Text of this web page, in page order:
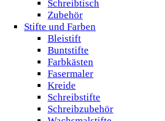
Schreibtisch
Zubehör
Stifte und Farben
Bleistift
Buntstifte
Farbkästen
Fasermaler
Kreide
Schreibstifte
Schreibzubehör